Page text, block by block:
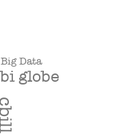
globe
Big Data